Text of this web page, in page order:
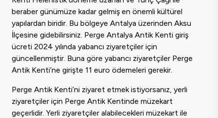
beraber günümüze kadar gelmiş en önemli kültürel
yapılardan biridir. Bu bölgeye Antalya üzerinden Aksu
İlçesine gidebilirsiniz. Perge Antalya Antik Kenti giriş
ücreti 2024 yılında yabancı ziyaretçiler için
güncellenmiştir. Buna göre yabancı ziyaretçiler Perge
Antik Kenti’ne girişte 11 euro ödemeleri gerekir.
Perge Antik Kenti’ni ziyaret etmek istiyorsanız, yerli
ziyaretçiler için Perge Antik Kentinde müzekart
geçerlidir. Yerli ziyaretçiler alabilecekleri müzekart ile